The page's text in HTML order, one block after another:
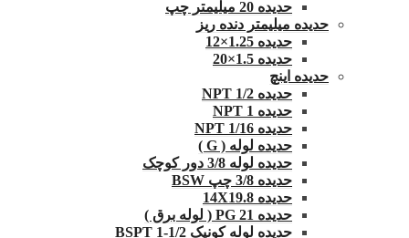
حدیده 20 میلیمتر چپ
حدیده میلیمتر دنده ریز
حدیده 1.25×12
حدیده 1.5×20
حدیده اینچ
حدیده 1/2 NPT
حدیده NPT 1
حدیده 1/16 NPT
حدیده لوله ( G )
حدیده لوله 3/8 دور کوچک
حدیده 3/8 چپ BSW
حدیده 14X19.8
حدیده 21 PG ( لوله برق )
حدیده لوله کونیک 1/2-1 BSPT